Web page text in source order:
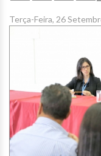
Terça-Feira, 26